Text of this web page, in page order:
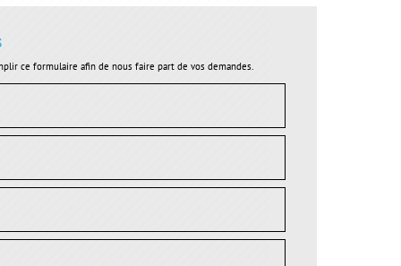
ce formulaire afin de nous faire part de vos demandes.